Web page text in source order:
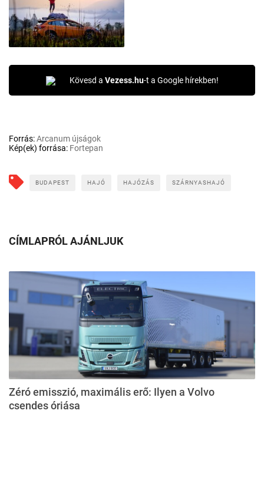
Kövesd a Vezess.hu-t a Google hírekben!
Forrás:Arcanum újságok
Kép(ek) forrása: Fortepan
BUDAPEST HAJÓ HAJÓZÁS SZÁRNYASHAJÓ
CÍMLAPRÓL AJÁNLJUK
Zéró emisszió, maximális erő: Ilyen a Volvo
csendes óriása